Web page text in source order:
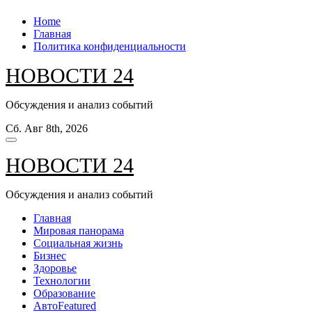
Перейти
содержанию
Home
Главная
Политика конфиденциальности
НОВОСТИ 24
Обсуждения и анализ событий
Сб. Авг 8th, 2026
НОВОСТИ 24
Обсуждения и анализ событий
Главная
Мировая панорама
Социальная жизнь
Бизнес
Здоровье
Технологии
Образование
АвтоFeatured